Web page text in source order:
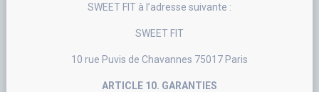
SWEET FIT à l’adresse suivante :
SWEET FIT
10 rue Puvis de Chavannes 75017 Paris
ARTICLE 10. GARANTIES